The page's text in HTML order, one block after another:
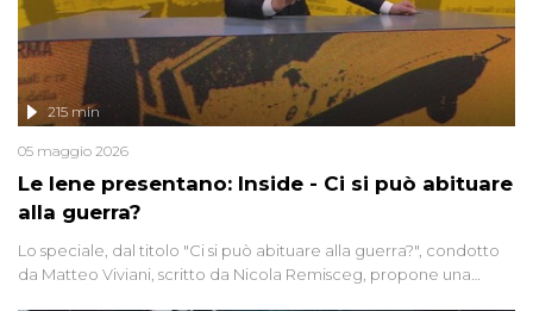
Le Iene presentano: Inside - Ci si può abituare
alla guerra?
215 min
05 maggio 2026
Lo speciale, dal titolo "Ci si può abituare alla guerra?", condotto
da Matteo Viviani, scritto da Nicola Remisceg, propone una